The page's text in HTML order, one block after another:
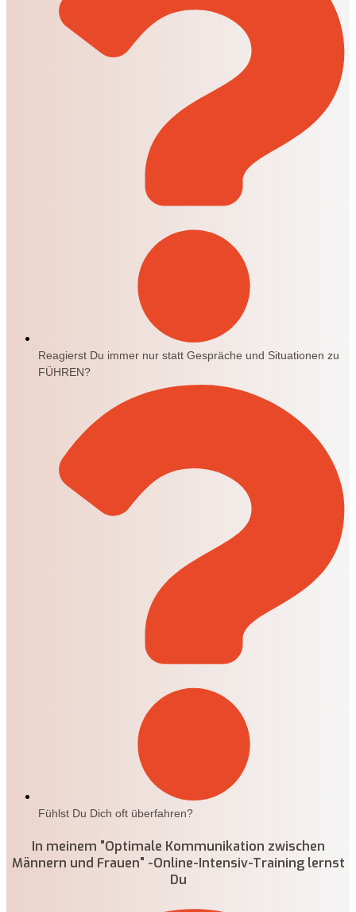
Reagierst Du immer nur statt Gespräche und Situationen zu
FÜHREN?
Fühlst Du Dich oft überfahren?
In meinem "Optimale Kommunikation zwischen
Männern und Frauen" -Online-Intensiv-Training lernst
Du